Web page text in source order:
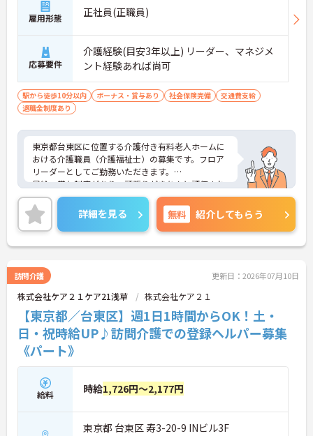
雇用形態 正社員(正職員)
応募要件
介護経験(目安3年以上) リーダー、マネジメ
ント経験あれば尚可
駅から徒歩10分以内 ボーナス・賞与あり 社会保険完備
交通費支給
退職金制度あり
東京都台東区に位置する介護付き有料老人ホームに
おける介護職員（介護福祉士）の募集です。フロア
リーダーとしてご勤務いただきます。
昇給・賞与制度があり、頑張りがきちんと評価され
る環境です。また、福利厚生が充実しています。働
きやすい環境が整っており、安心して長くご勤務い
ただけます。
ご興味のある方には、面接対策ポイントなど、さら
に詳細をご案内しますのでお気軽にご相談くださ
詳細を見る 無料 紹介してもらう
訪問介護 更新日：2026年07月10日
株式会社ケア２１ケア21浅草 株式会社ケア２１
【東京都／台東区】週1日1時間からOK！土・
日・祝時給UP♪訪問介護での登録ヘルパー募集
《パート》
給料 時給1,726円～2,177円
東京都 台東区 寿3-20-9 INビル3F